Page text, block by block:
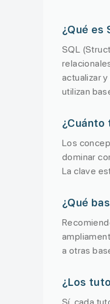
¿Qué es
SQL
actualizar
utilizan
¿Cuánto
Los
dominar
La clave
¿Qué
a otras
¿Los